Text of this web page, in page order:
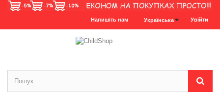
Увійти
Українська
Напишіть нам